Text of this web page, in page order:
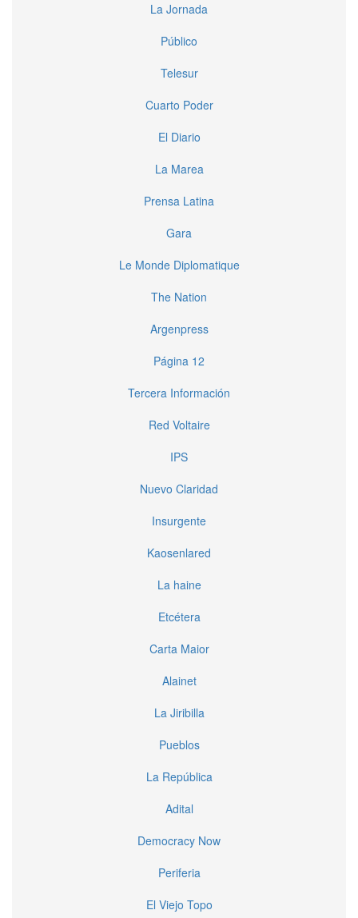
La Jornada
Público
Telesur
Cuarto Poder
El Diario
La Marea
Prensa Latina
Gara
Le Monde Diplomatique
The Nation
Argenpress
Página 12
Tercera Información
Red Voltaire
IPS
Nuevo Claridad
Insurgente
Kaosenlared
La haine
Etcétera
Carta Maior
Alainet
La Jiribilla
Pueblos
La República
Adital
Democracy Now
Periferia
El Viejo Topo